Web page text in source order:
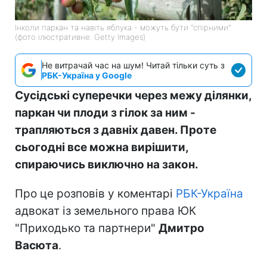
Інколи паркан та навіть яблука - можуть бути "спірними"
(фото ілюстративне: Getty Images)
Не витрачай час на шум! Читай тільки суть з
РБК-Україна у Google
Сусідські суперечки через межу ділянки,
паркан чи плоди з гілок за ним -
трапляються з давніх давен. Проте
сьогодні все можна вирішити,
спираючись виключно на закон.
Про це розповів у коментарі РБК-Україна
адвокат із земельного права ЮК
"Приходько та партнери" Дмитро
Васюта.